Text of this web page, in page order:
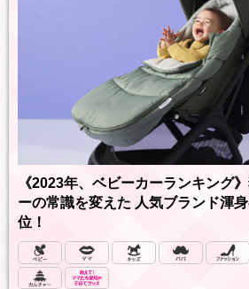
《2023年、ベビーカーランキング
ーの常識を変えた 人気ブランド渾
位！